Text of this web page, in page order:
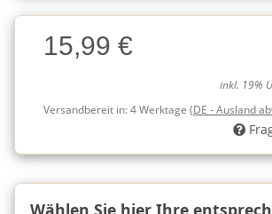
Charge
Charge15,99 €
inkl. 19%
Versandbereit in:4 Werktage (DE - Ausland
Wählen Sie hier Ihre